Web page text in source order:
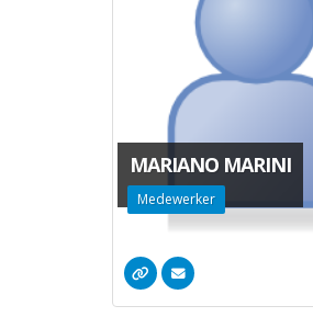
MARIANO MARINI
Medewerker